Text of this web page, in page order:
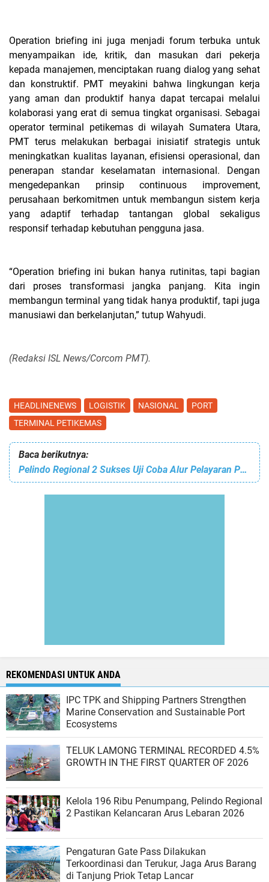
Operation briefing ini juga menjadi forum terbuka untuk
menyampaikan ide, kritik, dan masukan dari pekerja
kepada manajemen, menciptakan ruang dialog yang sehat
dan konstruktif. PMT meyakini bahwa lingkungan kerja
yang aman dan produktif hanya dapat tercapai melalui
kolaborasi yang erat di semua tingkat organisasi. Sebagai
operator terminal petikemas di wilayah Sumatera Utara,
PMT terus melakukan berbagai inisiatif strategis untuk
meningkatkan kualitas layanan, efisiensi operasional, dan
penerapan standar keselamatan internasional. Dengan
mengedepankan prinsip continuous improvement,
perusahaan berkomitmen untuk membangun sistem kerja
yang adaptif terhadap tantangan global sekaligus
responsif terhadap kebutuhan pengguna jasa.
“Operation briefing ini bukan hanya rutinitas, tapi bagian
dari proses transformasi jangka panjang. Kita ingin
membangun terminal yang tidak hanya produktif, tapi juga
manusiawi dan berkelanjutan,” tutup Wahyudi.
(Redaksi ISL News/Corcom PMT).
HEADLINENEWS LOGISTIK NASIONAL
PORT
TERMINAL PETIKEMAS
Baca berikutnya:
Pelindo Regional 2 Sukses Uji Coba Alur Pelayaran Pelabuhan Pulau Baai Bengkulu
REKOMENDASI UNTUK ANDA
IPC TPK and Shipping Partners Strengthen
Marine Conservation and Sustainable Port
Ecosystems
TELUK LAMONG TERMINAL RECORDED 4.5%
GROWTH IN THE FIRST QUARTER OF 2026
Kelola 196 Ribu Penumpang, Pelindo Regional
2 Pastikan Kelancaran Arus Lebaran 2026
Pengaturan Gate Pass Dilakukan
Terkoordinasi dan Terukur, Jaga Arus Barang
di Tanjung Priok Tetap Lancar